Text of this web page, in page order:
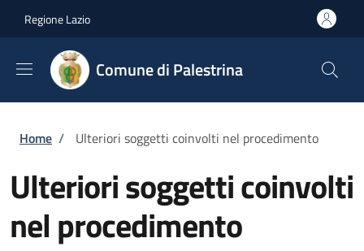
Regione Lazio
Comune di Palestrina
Briciole di pane
Home / Ulteriori soggetti coinvolti nel procedimento
Ulteriori soggetti coinvolti
nel procedimento